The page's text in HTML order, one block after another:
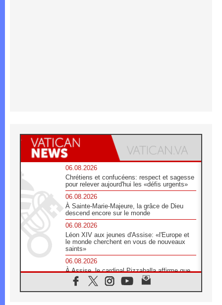
06.08.2026
Chrétiens et confucéens: respect et sagesse
pour relever aujourd'hui les «défis urgents»
06.08.2026
À Sainte-Marie-Majeure, la grâce de Dieu
descend encore sur le monde
06.08.2026
Léon XIV aux jeunes d'Assise: «l'Europe et
le monde cherchent en vous de nouveaux
saints»
06.08.2026
À Assise, le cardinal Pizzaballa affirme que
«les chrétiens veulent la paix»
06.08.2026